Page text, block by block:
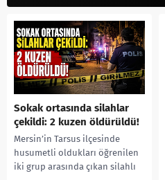
Sokak ortasında silahlar
çekildi: 2 kuzen öldürüldü!
Mersin’in Tarsus ilçesinde
husumetli oldukları öğrenilen
iki grup arasında çıkan silahlı